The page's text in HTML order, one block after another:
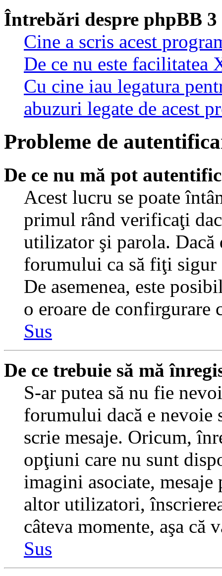
Întrebări despre phpBB 3
Cine a scris acest
De ce nu este facilitatea
Cu cine iau legatura
abuzuri legate de acest
Probleme de
De ce nu mă pot
Acest lucru se poate
primul rând verificaţi
utilizator şi parola. Dacă
forumului ca să fiţi
De asemenea, este
o eroare de confirgurare
Sus
De ce trebuie să mă
S-ar putea să nu fie
forumului dacă e nevoie
scrie mesaje. Oricum,
opţiuni care nu sunt
imagini asociate,
altor utilizatori,
câteva momente, aşa că
Sus